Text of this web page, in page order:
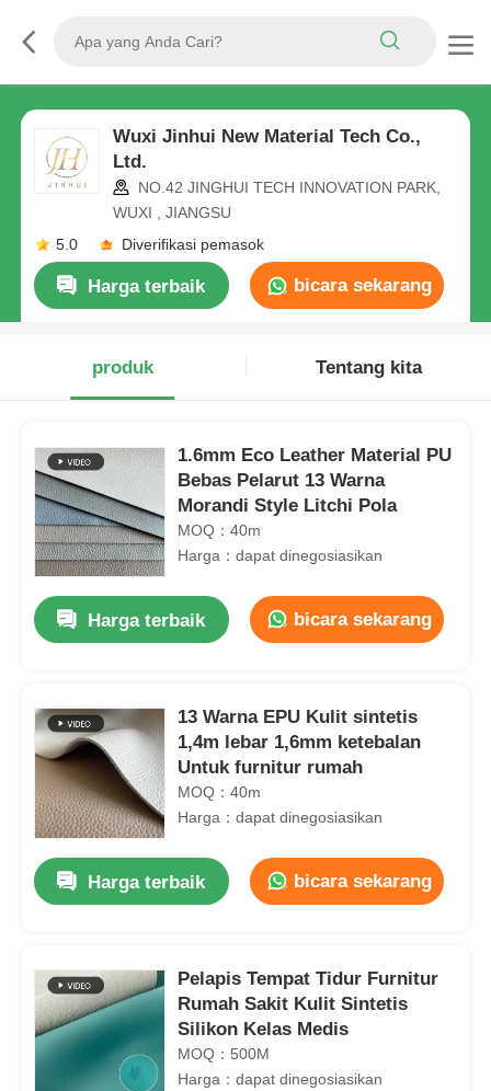
Wuxi Jinhui New Material Tech Co.,
Ltd.
NO.42 JINGHUI TECH INNOVATION PARK,
WUXI , JIANGSU
5.0
Diverifikasi pemasok
Harga terbaik bicara sekarang
produk Tentang kita
1.6mm Eco Leather Material PU
Bebas Pelarut 13 Warna
Morandi Style Litchi Pola
MOQ：40m
Harga：dapat dinegosiasikan
Harga terbaik bicara sekarang
13 Warna EPU Kulit sintetis
1,4m lebar 1,6mm ketebalan
Untuk furnitur rumah
MOQ：40m
Harga：dapat dinegosiasikan
Harga terbaik bicara sekarang
Pelapis Tempat Tidur Furnitur
Rumah Sakit Kulit Sintetis
Silikon Kelas Medis
MOQ：500M
Harga：dapat dinegosiasikan